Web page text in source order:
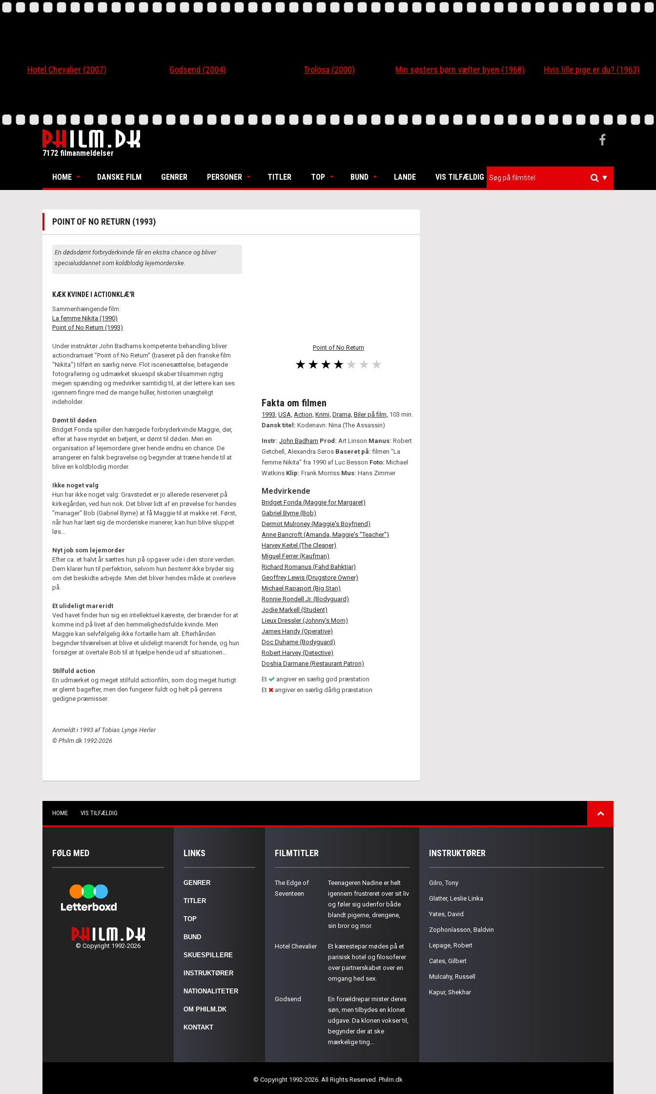
Hotel Chevalier (2007) Godsend (2004) Trolösa (2000) Min søsters børn vælter byen (1968) Hvis lille pige er du? (1963)
7172 filmanmeldelser
HOME DANSKE FILM GENRER PERSONER TITLER TOP BUND LANDE VIS TILFÆLDIG ▼
POINT OF NO RETURN (1993)
Point of No Return
En dødsdømt forbryderkvinde får en ekstra chance og bliver
specialuddannet som koldblodig lejemorderske.
KÆK KVINDE I ACTIONKLÆ'R
Sammenhængende film:
La femme Nikita (1990)
Point of No Return (1993)
Under instruktør John Badhams kompetente behandling bliver
actiondramaet "Point of No Return" (baseret på den franske film
"Nikita") tilført en særlig nerve. Flot iscenesættelse, betagende
fotografering og udmærket skuespil skaber tilsammen rigtig
megen spænding og medvirker samtidig til, at der lettere kan ses
igennem fingre med de mange huller, historien unægteligt
indeholder.
Dømt til døden
Bridget Fonda spiller den hærgede forbryderkvinde Maggie, der,
efter at have myrdet en betjent, er dømt til døden. Men en
organisation af lejemordere giver hende endnu en chance. De
arrangerer en falsk begravelse og begynder at træne hende til at
blive en koldblodig morder.
Ikke noget valg
Hun har ikke noget valg: Gravstedet er jo allerede reserveret på
kirkegården, ved hun nok. Det bliver lidt af en prøvelse for hendes
"manager" Bob (Gabriel Byrne) at få Maggie til at makke ret. Først,
når hun har lært sig de morderiske manerer, kan hun blive sluppet
løs...
Nyt job som lejemorder
Efter ca. et halvt år sættes hun på opgaver ude i den store verden.
Dem klarer hun til perfektion, selvom hun bestemt ikke bryder sig
om det beskidte arbejde. Men det bliver hendes måde at overleve
på.
Et ulideligt mareridt
Ved havet finder hun sig en intellektuel kæreste, der brænder for at
komme ind på livet af den hemmelighedsfulde kvinde. Men
Maggie kan selvfølgelig ikke fortælle ham alt. Efterhånden
begynder tilværelsen at blive et ulideligt mareridt for hende, og hun
forsøger at overtale Bob til at hjælpe hende ud af situationen...
Stilfuld action
En udmærket og meget stilfuld actionfilm, som dog meget hurtigt
er glemt bagefter, men den fungerer fuldt og helt på genrens
gedigne præmisser.
Anmeldt i 1993 af Tobias Lynge Herler
© Philm.dk 1992-2026
Fakta om filmen
1993,USA, Action, Krimi, Drama, Biler på film, 103 min.
Dansk titel:Kodenavn: Nina (The Assassin)
Instr: John Badham Prod: Art Linson Manus: Robert
Getchell, Alexandra Seros Baseret på: filmen "La
femme Nikita" fra 1990 af Luc Besson Foto: Michael
Watkins Klip: Frank Morriss Mus: Hans Zimmer
Medvirkende
Bridget Fonda (Maggie for Margaret)
Gabriel Byrne (Bob)
Dermot Mulroney (Maggie's Boyfriend)
Anne Bancroft (Amanda, Maggie's "Teacher")
Harvey Keitel (The Cleaner)
Miguel Ferrer (Kaufman)
Richard Romanus (Fahd Bahktiar)
Geoffrey Lewis (Drugstore Owner)
Michael Rapaport (Big Stan)
Ronnie Rondell Jr. (Bodyguard)
Jodie Markell (Student)
Lieux Dressler (Johnny's Mom)
James Handy (Operative)
Doc Duhame (Bodyguard)
Robert Harvey (Detective)
Doshia Darmane (Restaurant Patron)
Et
angiver en særlig god præstation
Et
angiver en særlig dårlig præstation
HOME VIS TILFÆLDIG
FØLG MED
© Copyright 1992-2026
LINKS
GENRER
TITLER
TOP
BUND
SKUESPILLERE
INSTRUKTØRER
NATIONALITETER
OM PHILM.DK
KONTAKT
FILMTITLER
The Edge of
Seventeen
Teenageren Nadine er helt
igennem frustreret over sit liv
og føler sig udenfor både
blandt pigerne, drengene,
sin bror og mor.
Hotel Chevalier
Et kærestepar mødes på et
parisisk hotel og filosoferer
over partnerskabet over en
omgang hed sex.
Godsend
En forældrepar mister deres
søn, men tilbydes en klonet
udgave. Da klonen vokser til,
begynder der at ske
mærkelige ting...
INSTRUKTØRER
Gilro, Tony
Glatter, Leslie Linka
Yates, David
Zophoníasson, Baldvin
Lepage, Robert
Cates, Gilbert
Mulcahy, Russell
Kapur, Shekhar
© Copyright 1992-2026. All Rights Reserved. Philm.dk